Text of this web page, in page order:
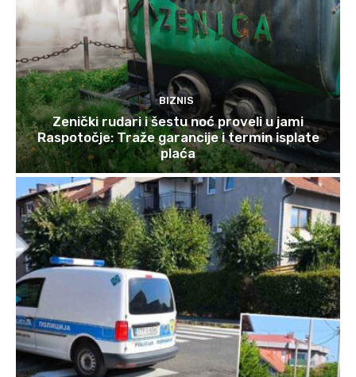
BIZNIS
Zenički rudari i šestu noć proveli u jami
Raspotočje: Traže garancije i termin isplate
plaća